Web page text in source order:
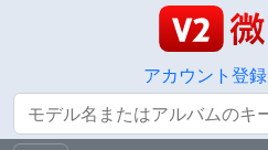
アカウント登録
サーチ